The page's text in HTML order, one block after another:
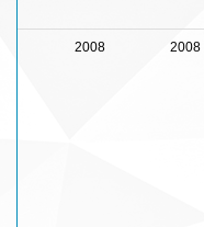
2008 2008